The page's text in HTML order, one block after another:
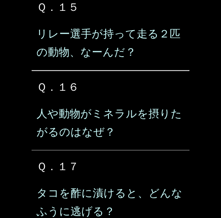
Ｑ．１５
リレー選手が持って走る２匹
の動物、なーんだ？
Ｑ．１６
人や動物がミネラルを摂りた
がるのはなぜ？
Ｑ．１７
タコを酢に漬けると、どんな
ふうに逃げる？